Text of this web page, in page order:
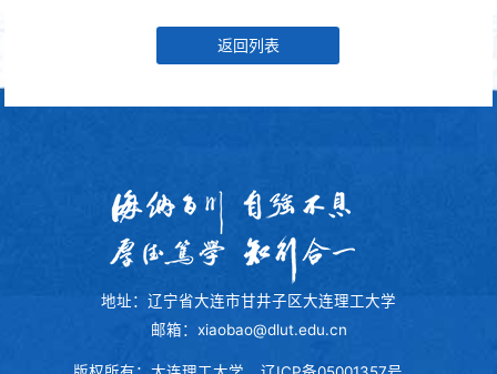
返回列表
地址：辽宁省大连市甘井子区大连理工大学
邮箱：xiaobao@dlut.edu.cn